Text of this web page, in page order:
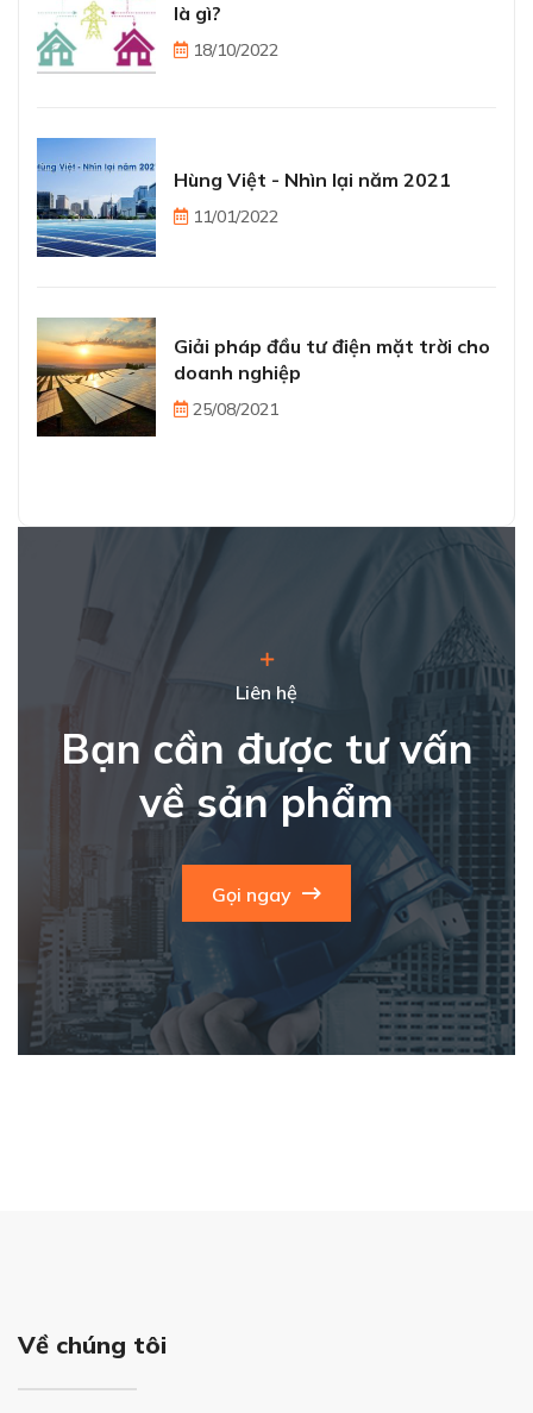
là gì?
18/10/2022
Hùng Việt - Nhìn lại năm 2021
11/01/2022
Giải pháp đầu tư điện mặt trời cho
doanh nghiệp
25/08/2021
Liên hệ
Bạn cần được tư vấn
về sản phẩm
Gọi ngay
Về chúng tôi